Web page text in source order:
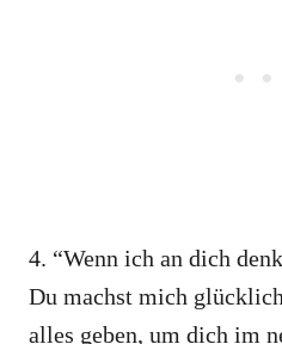
4. “Wenn ich an dich
Du machst mich
alles geben, um dich im